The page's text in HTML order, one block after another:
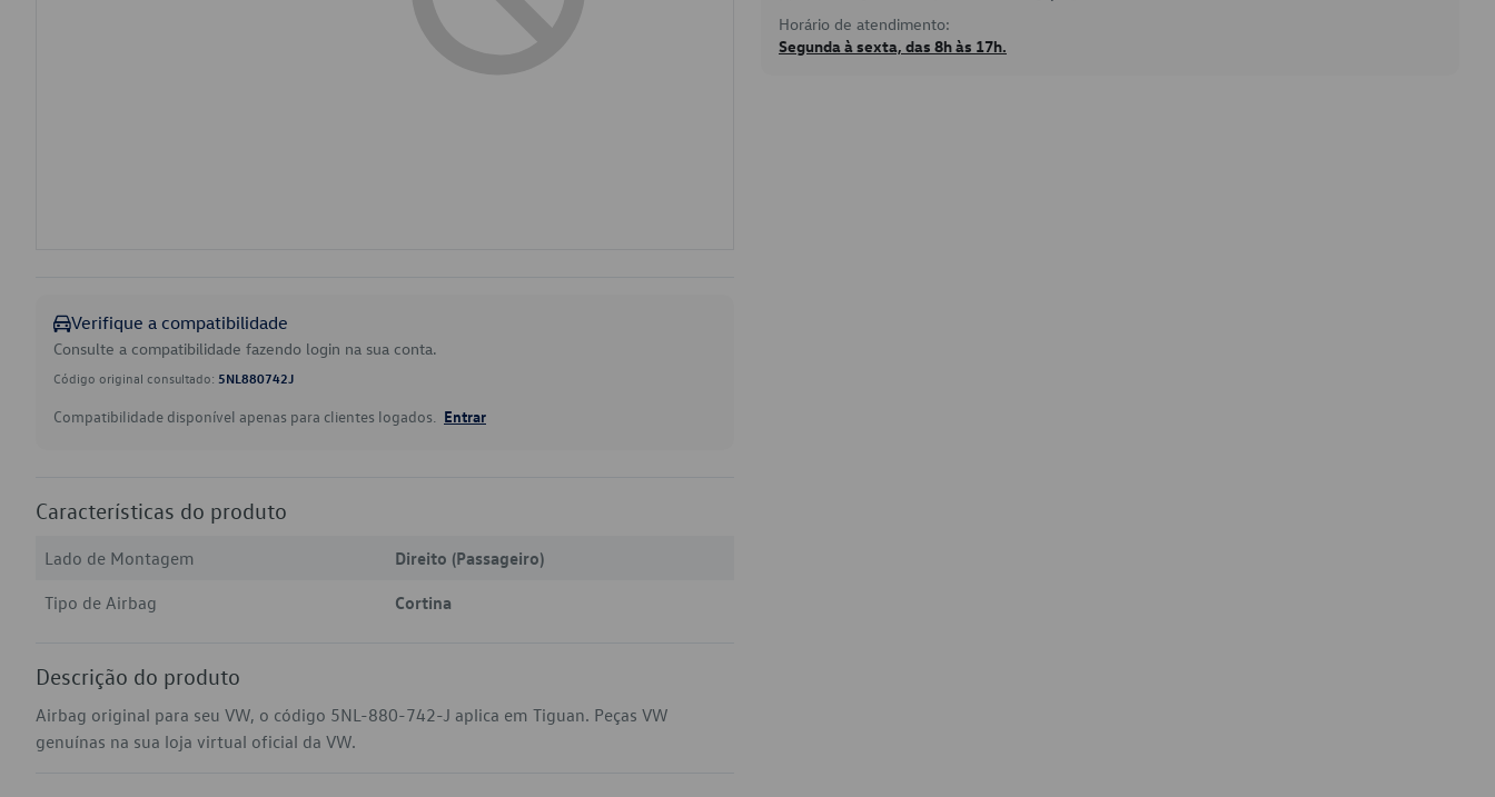
Verifique a compatibilidade
Consulte a compatibilidade fazendo login na sua conta.
Código original consultado: 5NL880742J
Compatibilidade disponível apenas para clientes logados. Entrar
Características do produto
Lado de Montagem
Direito (Passageiro)
Tipo de Airbag
Cortina
Descrição do produto
Airbag original para seu VW, o código 5NL-880-742-J aplica em Tiguan. Peças VW
genuínas na sua loja virtual oficial da VW.
Horário de atendimento:
Segunda à sexta, das 8h às 17h.